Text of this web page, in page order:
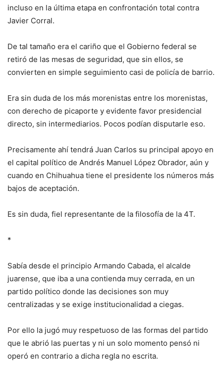
incluso en la última etapa en confrontación total contra
Javier Corral.
De tal tamaño era el cariño que el Gobierno federal se
retiró de las mesas de seguridad, que sin ellos, se
convierten en simple seguimiento casi de policía de barrio.
Era sin duda de los más morenistas entre los morenistas,
con derecho de picaporte y evidente favor presidencial
directo, sin intermediarios. Pocos podían disputarle eso.
Precisamente ahí tendrá Juan Carlos su principal apoyo en
el capital político de Andrés Manuel López Obrador, aún y
cuando en Chihuahua tiene el presidente los números más
bajos de aceptación.
Es sin duda, fiel representante de la filosofía de la 4T.
*
Sabía desde el principio Armando Cabada, el alcalde
juarense, que iba a una contienda muy cerrada, en un
partido político donde las decisiones son muy
centralizadas y se exige institucionalidad a ciegas.
Por ello la jugó muy respetuoso de las formas del partido
que le abrió las puertas y ni un solo momento pensó ni
operó en contrario a dicha regla no escrita.